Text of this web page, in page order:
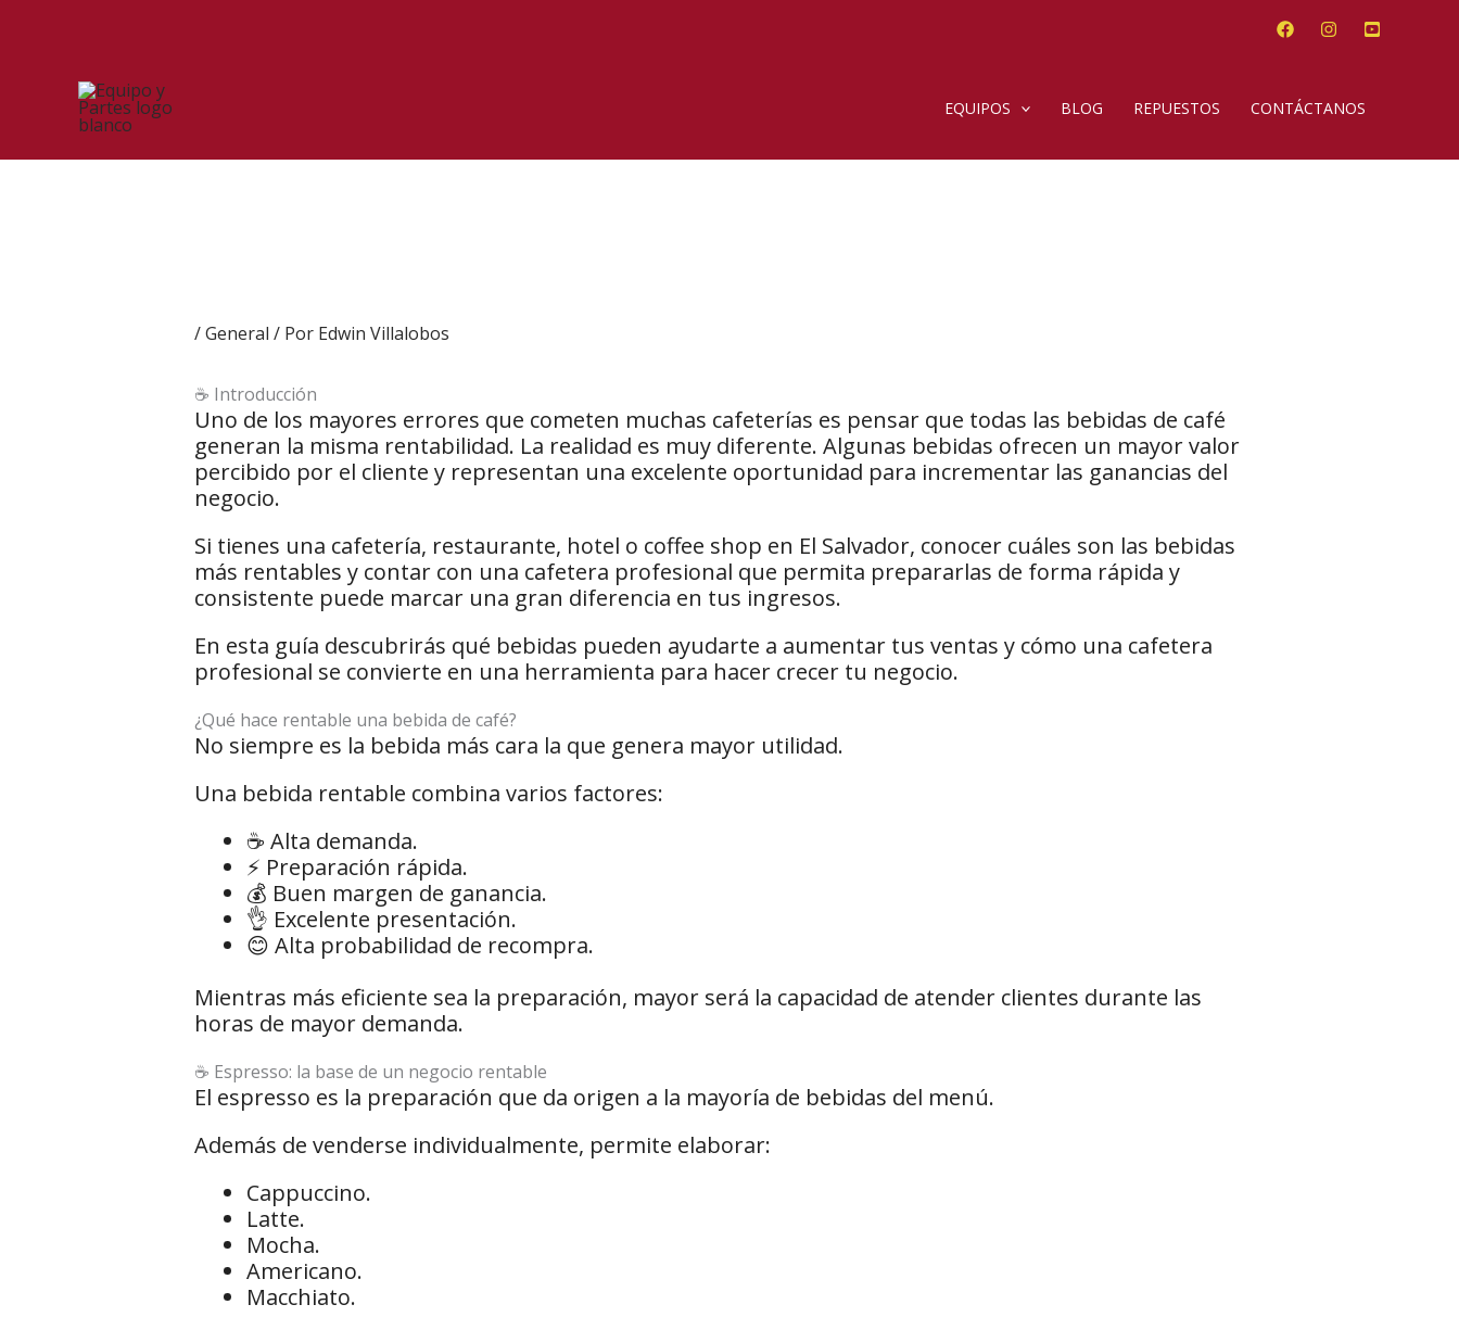
EQUIPOS BLOG REPUESTOS CONTÁCTANOS
/General / Por Edwin Villalobos
☕ Introducción
Uno de los mayores errores que cometen muchas cafeterías es pensar que todas las bebidas de café
generan la misma rentabilidad. La realidad es muy diferente. Algunas bebidas ofrecen un mayor valor
percibido por el cliente y representan una excelente oportunidad para incrementar las ganancias del
negocio.
Si tienes una cafetería, restaurante, hotel o coffee shop en El Salvador, conocer cuáles son las bebidas
más rentables y contar con una cafetera profesional que permita prepararlas de forma rápida y
consistente puede marcar una gran diferencia en tus ingresos.
En esta guía descubrirás qué bebidas pueden ayudarte a aumentar tus ventas y cómo una cafetera
profesional se convierte en una herramienta para hacer crecer tu negocio.
¿Qué hace rentable una bebida de café?
No siempre es la bebida más cara la que genera mayor utilidad.
Una bebida rentable combina varios factores:
☕ Alta demanda.
⚡ Preparación rápida.
💰 Buen margen de ganancia.
👌 Excelente presentación.
😊 Alta probabilidad de recompra.
Mientras más eficiente sea la preparación, mayor será la capacidad de atender clientes durante las
horas de mayor demanda.
☕ Espresso: la base de un negocio rentable
El espresso es la preparación que da origen a la mayoría de bebidas del menú.
Además de venderse individualmente, permite elaborar:
Cappuccino.
Latte.
Mocha.
Americano.
Macchiato.